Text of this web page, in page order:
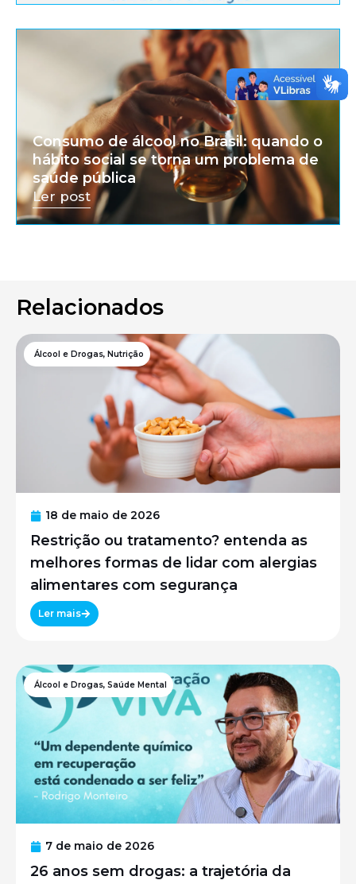
Consumo de álcool no Brasil: quando o
hábito social se torna um problema de
saúde pública
Ler post
Relacionados
Álcool e Drogas, Nutrição
18 de maio de 2026
Restrição ou tratamento? entenda as
melhores formas de lidar com alergias
alimentares com segurança
Ler mais
Álcool e Drogas, Saúde Mental
7 de maio de 2026
26 anos sem drogas: a trajetória da